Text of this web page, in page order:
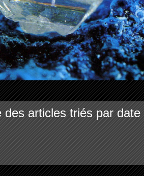
des articles triés par